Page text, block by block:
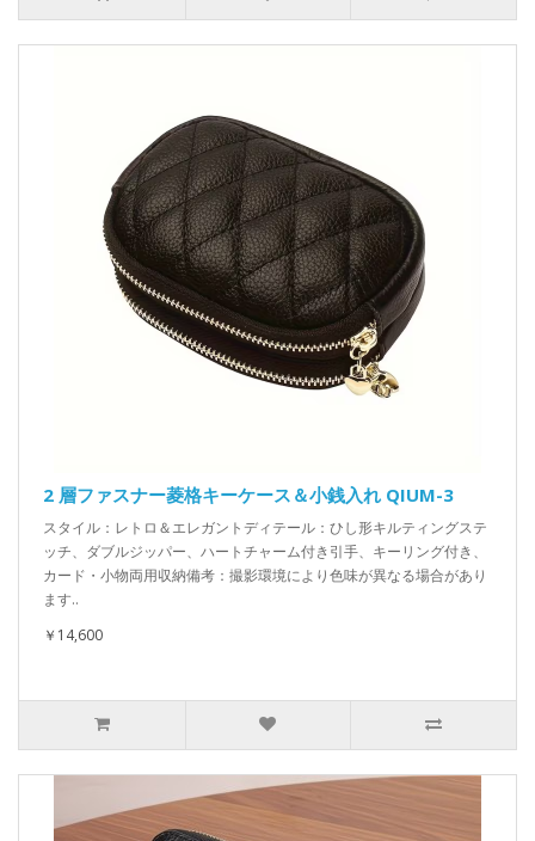
2 層ファスナー菱格キーケース＆小銭入れ QIUM-3
スタイル：レトロ＆エレガントディテール：ひし形キルティングステ
ッチ、ダブルジッパー、ハートチャーム付き引手、キーリング付き、
カード・小物両用収納備考：撮影環境により色味が異なる場合があり
ます..
￥14,600